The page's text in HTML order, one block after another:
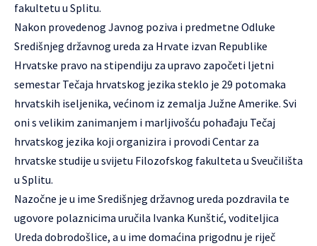
fakultetu u Splitu.
Nakon provedenog Javnog poziva i predmetne Odluke
Središnjeg državnog ureda za Hrvate izvan Republike
Hrvatske pravo na stipendiju za upravo započeti ljetni
semestar Tečaja hrvatskog jezika steklo je 29 potomaka
hrvatskih iseljenika, većinom iz zemalja Južne Amerike. Svi
oni s velikim zanimanjem i marljivošću pohađaju Tečaj
hrvatskog jezika koji organizira i provodi Centar za
hrvatske studije u svijetu Filozofskog fakulteta u Sveučilišta
u Splitu.
Nazočne je u ime Središnjeg državnog ureda pozdravila te
ugovore polaznicima uručila Ivanka Kunštić, voditeljica
Ureda dobrodošlice, a u ime domaćina prigodnu je riječ